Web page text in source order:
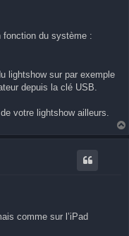
fonction du système :
lightshow sur par exemple
depuis la clé USB.
votre lightshow ailleurs.
comme sur l’iPad